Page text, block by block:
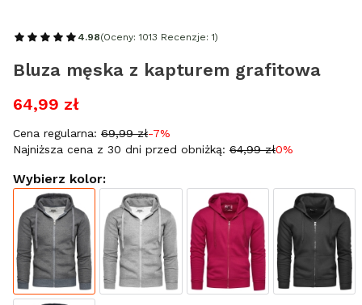
4.98(Oceny: 1013 Recenzje: 1)
Bluza męska z kapturem grafitowa
64,99 zł
Cena regularna: 69,99 zł-7%
Najniższa cena z 30 dni przed obniżką: 64,99 zł0%
Wybierz kolor: